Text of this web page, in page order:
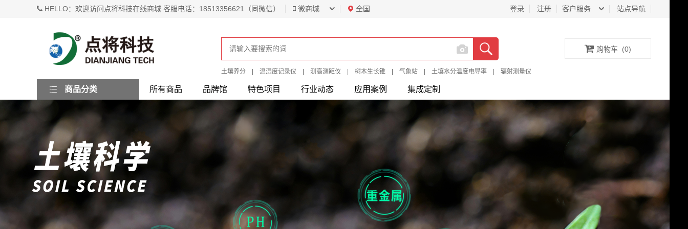
HELLO：欢迎访问点将科技在线商城 客服电话：18513356621（同微信） 微商城 全国 客户服务 站点导航
登录 注册
土壤养分 温湿度记录仪 测高测距仪 树木生长锥 气象站 土壤水分温度电导率 辐射测量仪
购物车 (0)
所有商品 品牌馆 特色项目 行业动态 应用案例 集成定制
商品分类